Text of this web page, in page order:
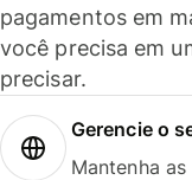
pagamentos em
você precisa em
precisar.
Gerencie o
Mantenha